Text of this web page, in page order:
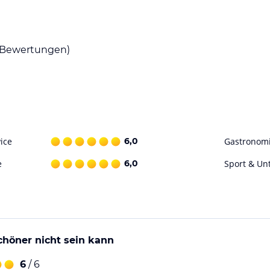
Alle Angaben ohne
Bewertungen)
6,0
6,0 Sport &
nicht sein kann
6 / 6